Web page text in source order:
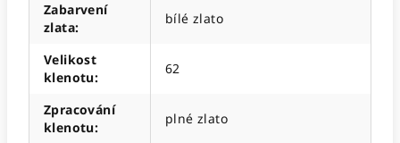
Zabarvení
zlata:
bílé zlato
Velikost
klenotu:
62
Zpracování
klenotu:
plné zlato